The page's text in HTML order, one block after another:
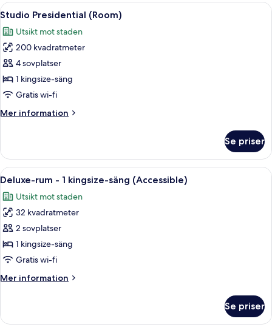
enkelsängar
Öppna
alla
foton
för
Studio
Presidential
(Room)
Ett modernt vardagsrum med en
9
Studio Presidential (Room)
Utsikt mot staden
200 kvadratmeter
4 sovplatser
1 kingsize-säng
Gratis wi-fi
Mer information
Mer
Presidential
(Room)
Se priser
Öppna
alla
foton
för
Deluxe-
rum
-
kingsize-
Ett hotellrum med en stor säng, ett
5
Deluxe-rum - 1 kingsize-säng (Accessible)
Utsikt mot staden
32 kvadratmeter
2 sovplatser
1 kingsize-säng
Gratis wi-fi
Mer information
Mer
rum
Se priser